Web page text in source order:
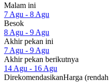
Malam ini
7 Agu - 8 Agu
Besok
8 Agu - 9 Agu
Akhir pekan ini
7 Agu - 9 Agu
Akhir pekan berikutnya
14 Agu - 16 Agu
DirekomendasikanHarga